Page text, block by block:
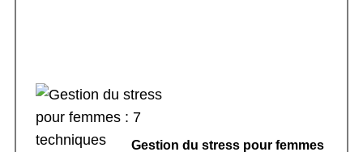
Gestion du stress pour femmes